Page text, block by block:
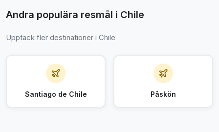
Andra populära resmål i Chile
Upptäck fler destinationer i Chile
Santiago de Chile Påskön